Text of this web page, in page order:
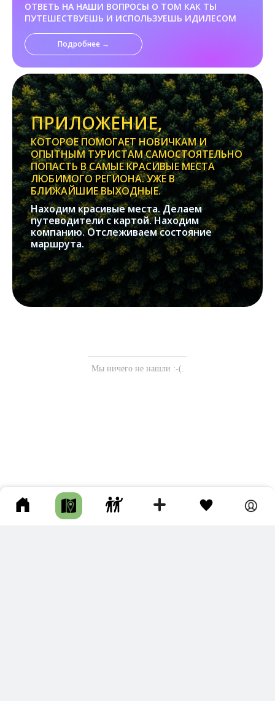
ОТВЕТЬ НА НАШИ ВОПРОСЫ О ТОМ КАК ТЫ
ПУТЕШЕСТВУЕШЬ И ИСПОЛЬЗУЕШЬ ИДИЛЕСОМ
Подробнее →
ПРИЛОЖЕНИЕ,
КОТОРОЕ ПОМОГАЕТ НОВИЧКАМ И
ОПЫТНЫМ ТУРИСТАМ САМОСТОЯТЕЛЬНО
ПОПАСТЬ В САМЫЕ КРАСИВЫЕ МЕСТА
ЛЮБИМОГО РЕГИОНА. УЖЕ В
БЛИЖАЙШИЕ ВЫХОДНЫЕ.
Находим красивые места. Делаем
путеводители с картой. Находим
компанию. Отслеживаем состояние
маршрута.
Мы ничего не нашли :-(.